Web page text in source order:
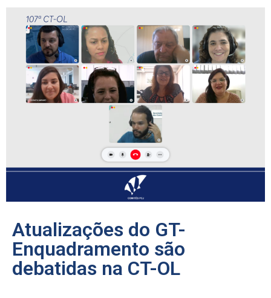
Atualizações do GT-
Enquadramento são
debatidas na CT-OL